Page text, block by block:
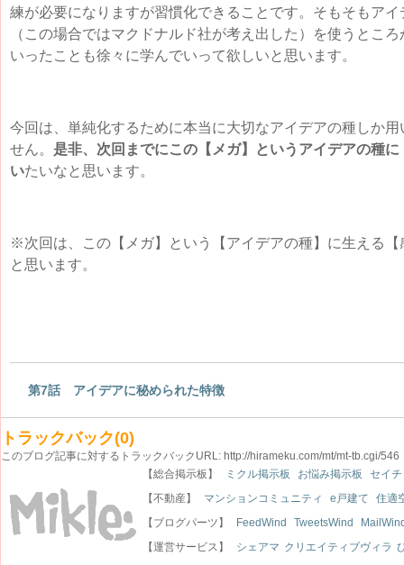
練が必要になりますが習慣化できることです。そもそもア
（この場合ではマクドナルド社が考え出した）を使うとこ
いったことも徐々に学んでいって欲しいと思います。
今回は、単純化するために本当に大切なアイデアの種しか
せん。 是非、次回までにこの【メガ】というアイデアの種
いたいなと思います。
※次回は、この【メガ】という【アイデアの種】に生える
と思います。
第7話 アイデアに秘められた特徴
トラックバック(0)
このブログ記事に対するトラックバックURL: http://hirameku.com/mt/mt-tb.cgi/546
【総合掲示板】
ミクル掲示板 お悩み掲示板
セイ
【不動産】
マンションコミュニティ e戸建て
住適
【ブログパーツ】
FeedWind TweetsWind
【運営サービス】
シェアマ クリエイティブヴィラ